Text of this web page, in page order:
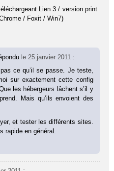
Lien 3 / version print
/ Foxit / Win7)
le 25 janvier 2011 :
ce qu’il se passe. Je teste,
sur exactement cette config
les hébergeurs lâchent s’il y
Mais qu’ils envoient des
et tester les différents sites.
rapide en général.